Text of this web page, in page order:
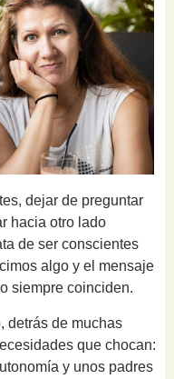
dejar de preguntar
hacia otro lado
de ser conscientes
algo y el mensaje
siempre coinciden.
detrás de muchas
que chocan:
y unos padres